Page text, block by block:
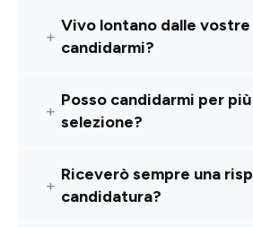
Vivo lontano dalle
candidarmi?
Posso candidarmi per
selezione?
Riceverò sempre una
candidatura?